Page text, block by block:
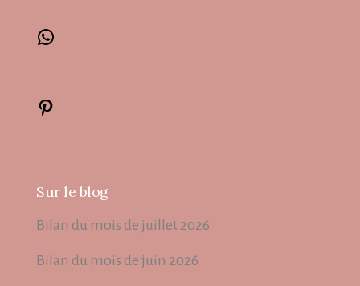
Sur le blog
Bilan du mois de juillet 2026
Bilan du mois de juin 2026